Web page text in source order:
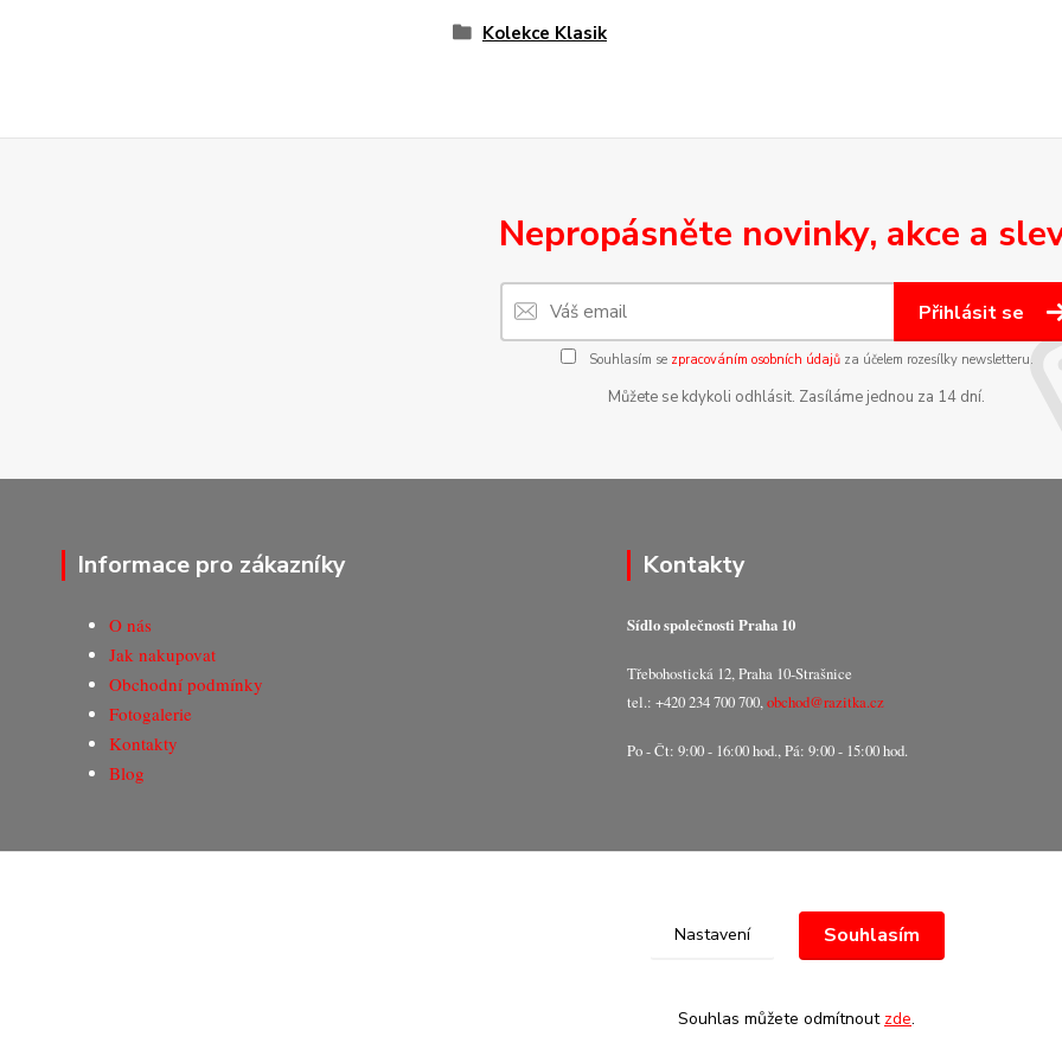
Kolekce Klasik
Nepropásněte novinky, akce a
Přihlásit se
Souhlasím se zpracováním osobních údajůza účelem rozesílky newsletteru.
Můžete se kdykoli odhlásit. Zasíláme jednou za 14 dní.
Informace pro zákazníky
O nás
Jak nakupovat
Obchodní podmínky
Fotogalerie
Kontakty
Blog
Kontakty
Sídlo společnosti Praha 10
Třebohostická 12, Praha 10-Strašnice
tel.: +420 234 700 700,obchod@razitka.cz
Po - Čt: 9:00 - 16:00 hod., Pá: 9:00 - 15:00 hod.
Nastavení Souhlasím
Souhlas můžete odmítnout zde.